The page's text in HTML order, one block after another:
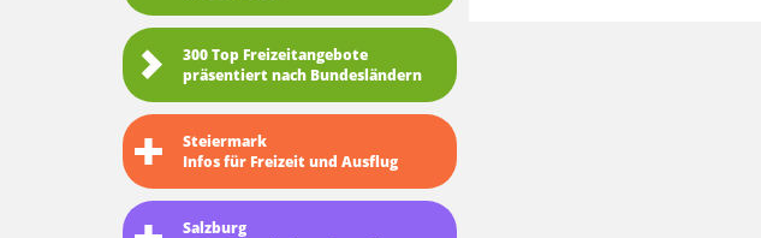
300 Top Freizeitangebote
präsentiert nach Bundesländern
Steiermark
Infos für Freizeit und Ausflug
Salzburg